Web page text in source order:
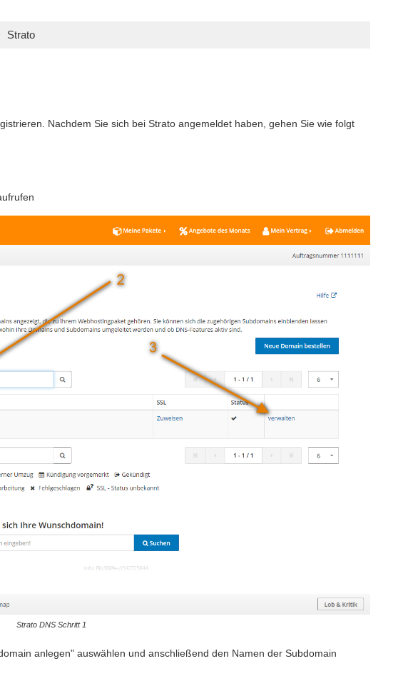
Strato
Nachdem Sie sich bei Strato angemeldet haben, gehen Sie wie folgt
Strato DNS Schritt 1
anlegen" auswählen und anschließend den Namen der Subdomain